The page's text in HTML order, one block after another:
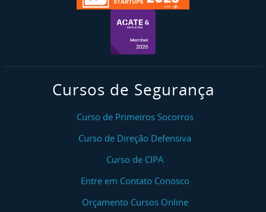
Cursos de Segurança
Curso de Primeiros Socorros
Curso de Direção Defensiva
Curso de CIPA
Entre em Contato Conosco
Orçamento Cursos Online